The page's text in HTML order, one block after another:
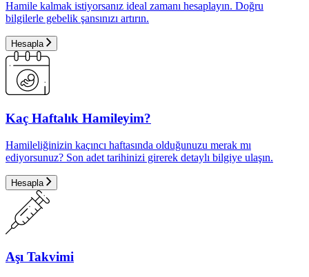
Hamile kalmak istiyorsanız ideal zamanı hesaplayın. Doğru
bilgilerle gebelik şansınızı artırın.
Hesapla
Kaç Haftalık Hamileyim?
Hamileliğinizin kaçıncı haftasında olduğunuzu merak mı
ediyorsunuz? Son adet tarihinizi girerek detaylı bilgiye ulaşın.
Hesapla
Aşı Takvimi